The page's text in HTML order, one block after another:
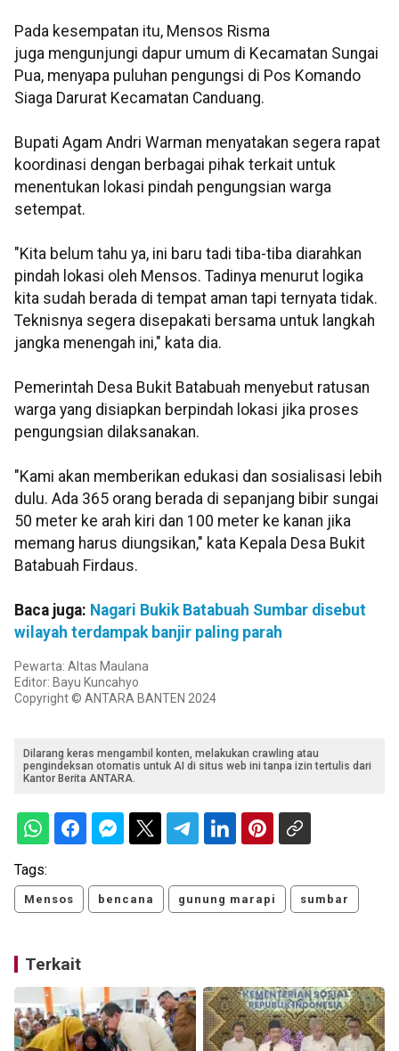
Pada kesempatan itu, Mensos Risma
juga mengunjungi dapur umum di Kecamatan Sungai
Pua, menyapa puluhan pengungsi di Pos Komando
Siaga Darurat Kecamatan Canduang.
Bupati Agam Andri Warman menyatakan segera rapat
koordinasi dengan berbagai pihak terkait untuk
menentukan lokasi pindah pengungsian warga
setempat.
"Kita belum tahu ya, ini baru tadi tiba-tiba diarahkan
pindah lokasi oleh Mensos. Tadinya menurut logika
kita sudah berada di tempat aman tapi ternyata tidak.
Teknisnya segera disepakati bersama untuk langkah
jangka menengah ini," kata dia.
Pemerintah Desa Bukit Batabuah menyebut ratusan
warga yang disiapkan berpindah lokasi jika proses
pengungsian dilaksanakan.
"Kami akan memberikan edukasi dan sosialisasi lebih
dulu. Ada 365 orang berada di sepanjang bibir sungai
50 meter ke arah kiri dan 100 meter ke kanan jika
memang harus diungsikan," kata Kepala Desa Bukit
Batabuah Firdaus.
Baca juga: Nagari Bukik Batabuah Sumbar disebut
wilayah terdampak banjir paling parah
Pewarta: Altas Maulana
Editor: Bayu Kuncahyo
Copyright © ANTARA BANTEN 2024
Dilarang keras mengambil konten, melakukan crawling atau
pengindeksan otomatis untuk AI di situs web ini tanpa izin tertulis dari
Kantor Berita ANTARA.
Tags:
Mensos bencana gunung marapi sumbar
Terkait